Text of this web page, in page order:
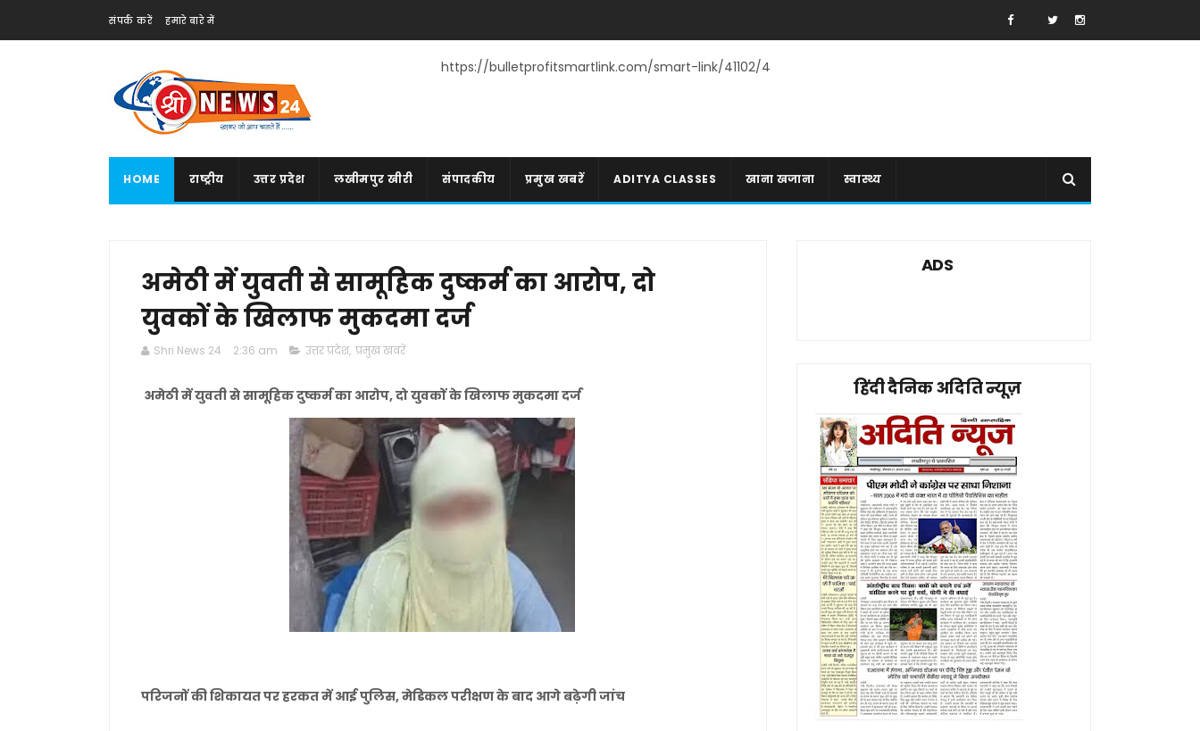
संपर्क करें हमारे बारे में
https://bulletprofitsmartlink.com/smart-link/41102/4
HOME राष्ट्रीय उत्तर प्रदेश लखीमपुर खीरी संपादकीय प्रमुख खबरें ADITYA CLASSES खाना खजाना स्वास्थ्य
अमेठी में युवती से सामूहिक दुष्कर्म का आरोप, दो
युवकों के खिलाफ मुकदमा दर्ज
Shri News 24 2:36 am उत्तर प्रदेश, प्रमुख खबरें
अमेठी में युवती से सामूहिक दुष्कर्म का आरोप, दो युवकों के खिलाफ मुकदमा दर्ज
परिजनों की शिकायत पर हरकत में आई पुलिस, मेडिकल परीक्षण के बाद आगे बढ़ेगी जांच
ADS
हिंदी दैनिक अदिति न्यूज़